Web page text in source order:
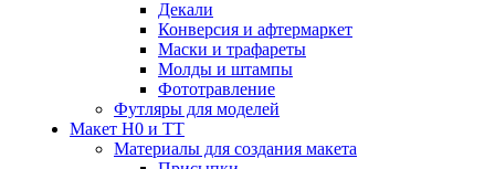
Декали
Конверсия и афтермаркет
Маски и трафареты
Молды и штампы
Фототравление
Футляры для моделей
Макет H0 и TT
Материалы для создания макета